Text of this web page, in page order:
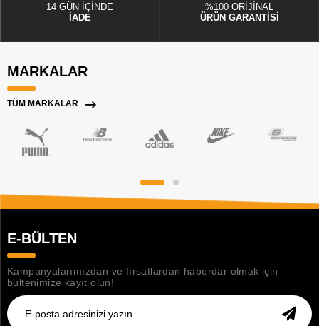
14 GÜN İÇİNDE
İADE
%100 ORİJİNAL
ÜRÜN GARANTİSİ
MARKALAR
TÜM MARKALAR
E-BÜLTEN
Kampanyalarımızdan ve fırsatlardan haberdar olmak için
bültenimize kayıt olun!